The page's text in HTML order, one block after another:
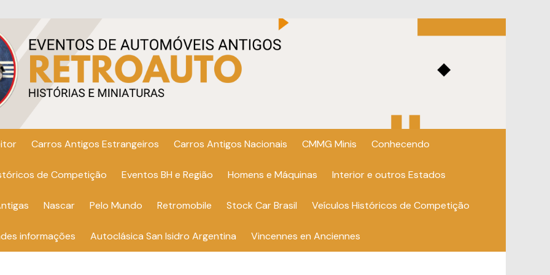
Carros Antigos Estrangeiros Carros Antigos Nacionais CMMG Minis Conhecendo
de Competição Eventos BH e Região Homens e Máquinas Interior e outros Estados
Nascar Pelo Mundo Retromobile Stock Car Brasil Veículos Históricos de Competição
informações Autoclásica San Isidro Argentina Vincennes en Anciennes